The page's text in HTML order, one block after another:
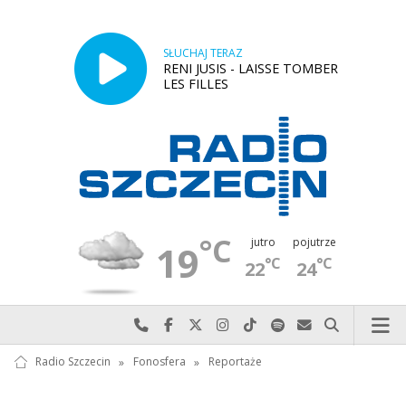
SŁUCHAJ TERAZ
RENI JUSIS - LAISSE TOMBER
LES FILLES
19°C jutro
22°C
pojutrze
24°C
Najlepiej po prostu do nas zadzwoń
Odwiedź nas na Facebook-u
Odwiedź nas na X
Odwiedź nas na Instagram-ie
Odwiedź nas na TikTok-u
Szukaj nas na Spotify
Wyślij do nas
Szukaj
Radio Szczecin » Fonosfera » Reportaże